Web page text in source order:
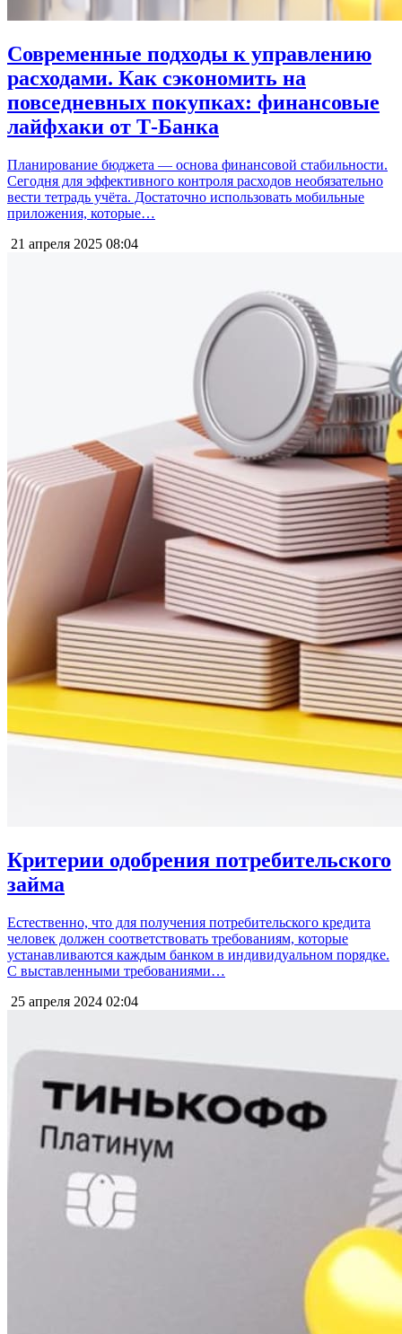
Современные подходы к управлению
расходами. Как сэкономить на
повседневных покупках: финансовые
лайфхаки от Т-Банка
Планирование бюджета — основа финансовой стабильности.
Сегодня для эффективного контроля расходов необязательно
вести тетрадь учёта. Достаточно использовать мобильные
приложения, которые…
21 апреля 2025 08:04
Критерии одобрения потребительского
займа
Естественно, что для получения потребительского кредита
человек должен соответствовать требованиям, которые
устанавливаются каждым банком в индивидуальном порядке.
С выставленными требованиями…
25 апреля 2024 02:04